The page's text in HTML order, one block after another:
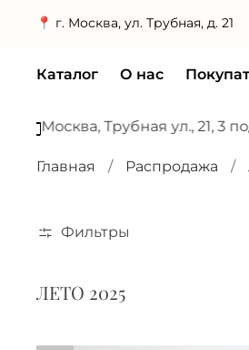
📍 г. Москва, ул. Трубная, д. 21
Каталог О нас
Трубная ул., 21, 3 подъезд, 3
Главная Распродажа
Фильтры
ЛЕТО 2025